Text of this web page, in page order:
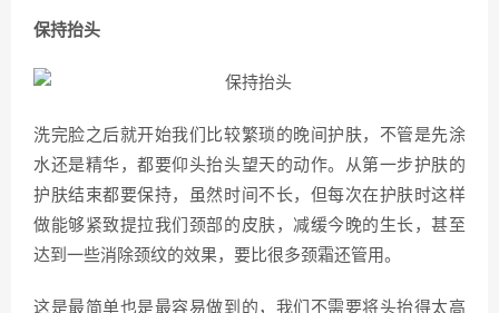
​保持抬头
洗完脸之后就开始我们比较繁琐的晚间护肤，不管是先涂
水还是精华，都要仰头抬头望天的动作。从第一步护肤的
护肤结束都要保持，虽然时间不长，但每次在护肤时这样
做能够紧致提拉我们颈部的皮肤，减缓今晚的生长，甚至
达到一些消除颈纹的效果，要比很多颈霜还管用。
这是最简单也是最容易做到的，我们不需要将头抬得太高